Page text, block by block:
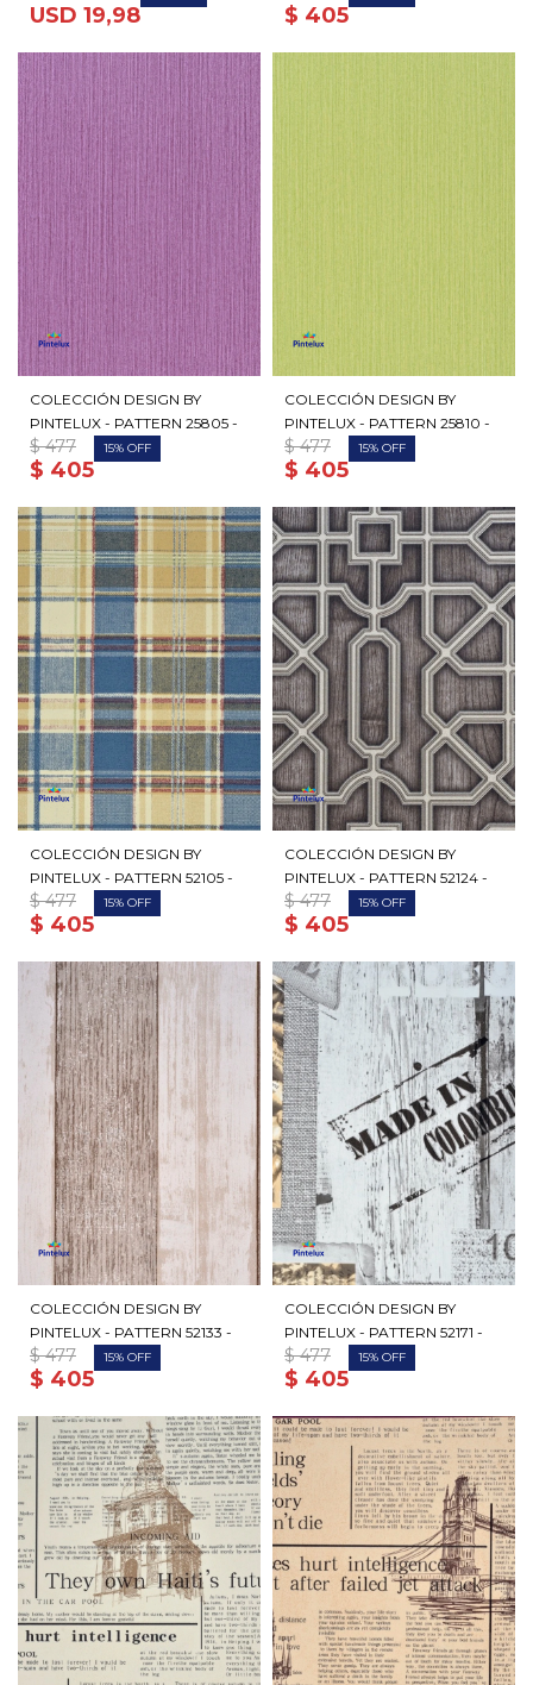
USD 19,98 $ 405
COLECCIÓN DESIGN BY
PINTELUX - PATTERN 25805 -
$ 405
$ 477 15
COLECCIÓN DESIGN BY
PINTELUX - PATTERN 25810 -
$ 405
$ 477 15
COLECCIÓN DESIGN BY
PINTELUX - PATTERN 52105 -
$ 405
$ 477 15
COLECCIÓN DESIGN BY
PINTELUX - PATTERN 52124 -
$ 405
$ 477 15
COLECCIÓN DESIGN BY
PINTELUX - PATTERN 52133 -
$ 405
$ 477 15
COLECCIÓN DESIGN BY
PINTELUX - PATTERN 52171 -
$ 405
$ 477 15